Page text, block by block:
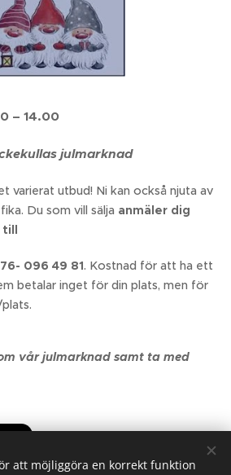
– 14.00
julmarknad
varierat utbud! Ni kan också njuta av
Du som vill sälja anmäler dig
till
096 49 81. Kostnad för att ha ett
betalar inget för din plats, men för
vår julmarknad samt ta med
att möjliggöra en korrekt funktion